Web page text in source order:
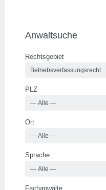
Anwaltsuche
Rechtsgebiet
PLZ
Ort
Sprache
Fachanwälte